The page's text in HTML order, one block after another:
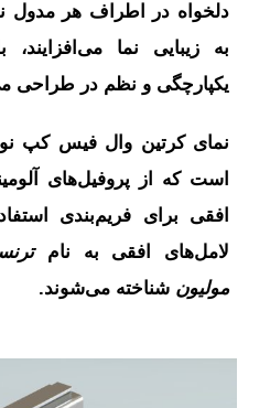
دلخواه در اطراف هر مدول
به زیبایی نما
یکپارچگی و نظم در طراحی
نمای کرتین وال فیس کپ
است که از پروفیل‌های
افقی برای فریم‌بندی
لامل‌های افقی به نام
مولیون شناخته می‌شوند.